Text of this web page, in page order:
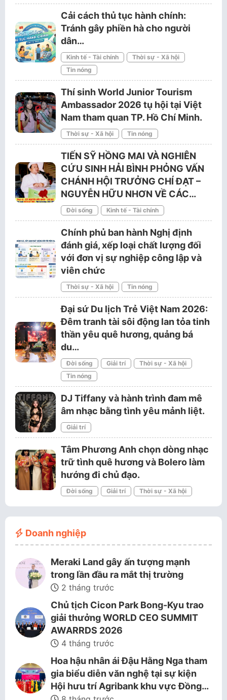
Cải cách thủ tục hành chính:
Tránh gây phiền hà cho người
dân…
Kinh tế - Tài chính
Thời sự - Xã hội
Tin nóng
Thí sinh World Junior Tourism
Ambassador 2026 tụ hội tại Việt
Nam tham quan TP. Hồ Chí Minh.
Thời sự - Xã hội Tin nóng
TIẾN SỸ HỒNG MAI VÀ NGHIÊN
CỨU SINH HẢI BÌNH PHỎNG VẤN
CHÁNH HỘI TRƯỞNG CHÍ ĐẠT –
NGUYỄN HỮU NHƠN VỀ CÁC…
Đời sống Kinh tế - Tài chính
Chính phủ ban hành Nghị định
đánh giá, xếp loại chất lượng đối
với đơn vị sự nghiệp công lập và
viên chức
Thời sự - Xã hội Tin nóng
Đại sứ Du lịch Trẻ Việt Nam 2026:
Đêm tranh tài sôi động lan tỏa tinh
thần yêu quê hương, quảng bá
du…
Đời sống Giải trí
Thời sự - Xã hội
Tin nóng
DJ Tiffany và hành trình đam mê
âm nhạc bằng tình yêu mảnh liệt.
Giải trí
Tâm Phương Anh chọn dòng nhạc
trữ tình quê hương và Bolero làm
hướng đi chủ đạo.
Đời sống Giải trí Thời sự - Xã hội
Doanh nghiệp
Meraki Land gây ấn tượng mạnh
trong lần đầu ra mắt thị trường
2 tháng trước
Chủ tịch Cicon Park Bong-Kyu trao
giải thưởng WORLD CEO SUMMIT
AWARRDS 2026
4 tháng trước
Hoa hậu nhân ái Đậu Hằng Nga tham
gia biểu diễn văn nghệ tại sự kiện
Hội hưu trí Agribank khu vực Đồng…